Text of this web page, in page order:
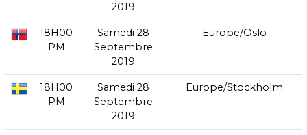
2019
18H00
PM
Samedi 28
Septembre
2019
Europe/Oslo
18H00
PM
Samedi 28
Septembre
2019
Europe/Stockholm